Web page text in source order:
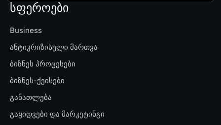
სფეროები
Business
ანტიკრიზისული მართვა
ბიზნეს პროცესები
ბიზნეს-ქეისები
განათლება
გაყიდვები და მარკეტინგი